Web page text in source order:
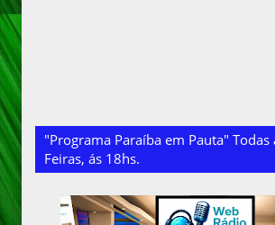
"Programa Paraíba em Pauta" Todas
Feiras, ás 18hs.